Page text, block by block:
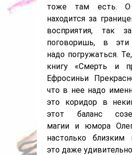
тоже там есть.
находится за
восприятия, так
поговоришь, в эти
надо погружаться.
книгу «Смерть и
Ефросиньи
что в нее надо
это коридор в
этот баланс
магии и юмора
настолько близким
это даже